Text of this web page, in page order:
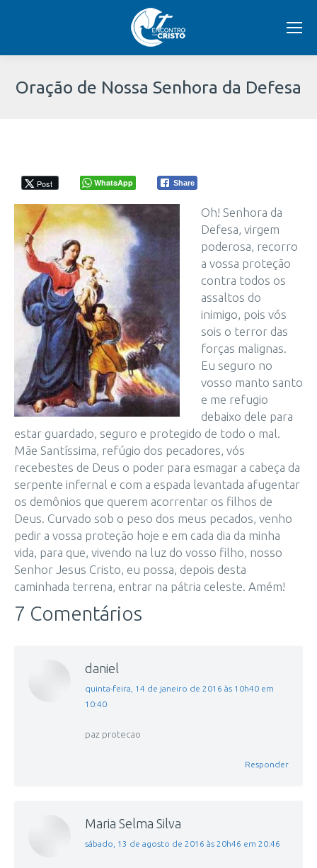
Oração de Nossa Senhora da Defesa
Post WhatsApp Share
Oh! Senhora da
Defesa, virgem
poderosa, recorro
a vossa proteção
contra todos os
assaltos do
inimigo, pois vós
sois o terror das
forças malignas.
Eu seguro no
vosso manto santo
e me refugio
debaixo dele para
estar guardado, seguro e protegido de todo o mal.
Mãe Santíssima, refúgio dos pecadores, vós
recebestes de Deus o poder para esmagar a cabeça da
serpente infernal e com a espada levantada afugentar
os demônios que querem acorrentar os filhos de
Deus. Curvado sob o peso dos meus pecados, venho
pedir a vossa proteção hoje e em cada dia da minha
vida, para que, vivendo na luz do vosso filho, nosso
Senhor Jesus Cristo, eu possa, depois desta
caminhada terrena, entrar na pátria celeste. Amém!
7 Comentários
daniel
disse:
quinta-feira, 14 de janeiro de 2016 às 10h40 em
10:40
paz protecao
Responder
Maria Selma Silva
disse:
sábado, 13 de agosto de 2016 às 20h46 em 20:46